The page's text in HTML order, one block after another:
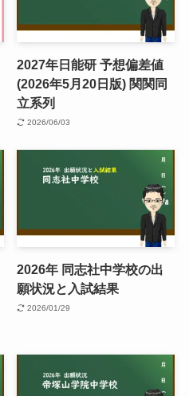
2027年日能研 予想偏差値
(2026年5月20日版) 関関同
立系列
2026/06/03
2026年 同志社中学校の出
願状況と入試結果
2026/01/29